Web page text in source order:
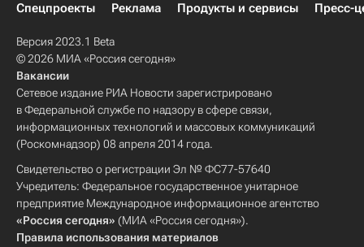
Спецпроекты
Реклама Продукты и сервисы Пресс-
Версия 2023.1 Beta
© 2026 МИА «Россия сегодня»
Вакансии
Сетевое издание РИА Новости зарегистрировано
в Федеральной службе по надзору в сфере связи,
информационных технологий и массовых коммуникаций
(Роскомнадзор) 08 апреля 2014 года.
Свидетельство о регистрации Эл № ФС77-57640
Учредитель: Федеральное государственное унитарное
предприятие Международное информационное агентство
«Россия сегодня» (МИА «Россия сегодня»).
Правила использования материалов